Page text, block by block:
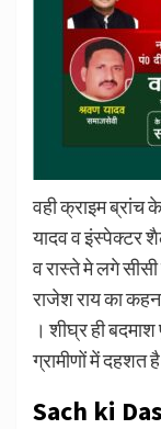
वही क्राइम ब्रांच
यादव व इंस्पेक्टर
व रास्ते मे लगे
राजेश राय का
। शीघ्र ही
ग्रामीणों में दहशत
Sach ki